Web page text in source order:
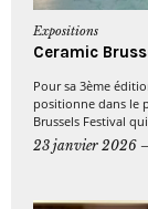
Expositions
Ceramic
Pour sa 3ème
positionne dans le
Brussels Festival
23 janvier 2026